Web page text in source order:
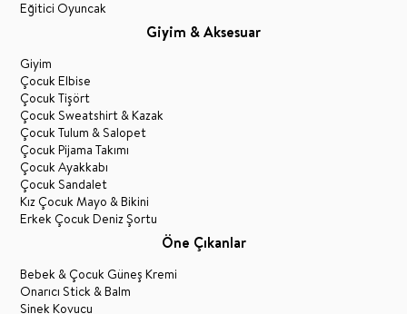
Eğitici Oyuncak
Giyim & Aksesuar
Giyim
Çocuk Elbise
Çocuk Tişört
Çocuk Sweatshirt & Kazak
Çocuk Tulum & Salopet
Çocuk Pijama Takımı
Çocuk Ayakkabı
Çocuk Sandalet
Kız Çocuk Mayo & Bikini
Erkek Çocuk Deniz Şortu
Öne Çıkanlar
Bebek & Çocuk Güneş Kremi
Onarıcı Stick & Balm
Sinek Kovucu